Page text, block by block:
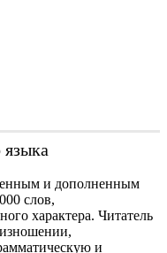
языка
и дополненным
слов,
характера. Читатель
и